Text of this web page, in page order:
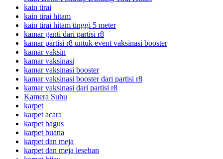
kain tirai
kain tirai hitam
kain tirai hitam tinggi 5 meter
kamar ganti dari partisi r8
kamar partisi r8 untuk event vaksinasi booster
kamar vaksin
kamar vaksinasi
kamar vaksinasi booster
kamar vaksinasi booster dari partisi r8
kamar vaksinasi dari partisi r8
Kamera Suhu
karpet
karpet acara
karpet bagus
karpet buana
karpet dan meja
karpet dan meja lesehan